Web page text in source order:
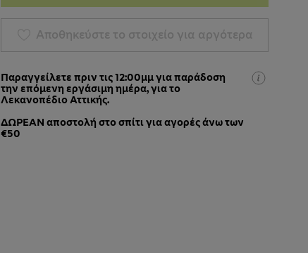
Αποθηκεύστε το στοιχείο για αργότερα
Παραγγείλετε πριν τις 12:00μμ για παράδοση
την επόμενη εργάσιμη ημέρα, για το
Λεκανοπέδιο Αττικής.
ΔΩΡΕΑΝ αποστολή στο σπίτι για αγορές άνω των
€50